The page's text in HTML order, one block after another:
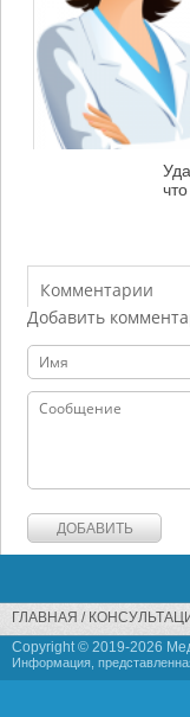
Комментарии
Добавить
ГЛАВНАЯ
Copyright © 2019-2026
Информация,